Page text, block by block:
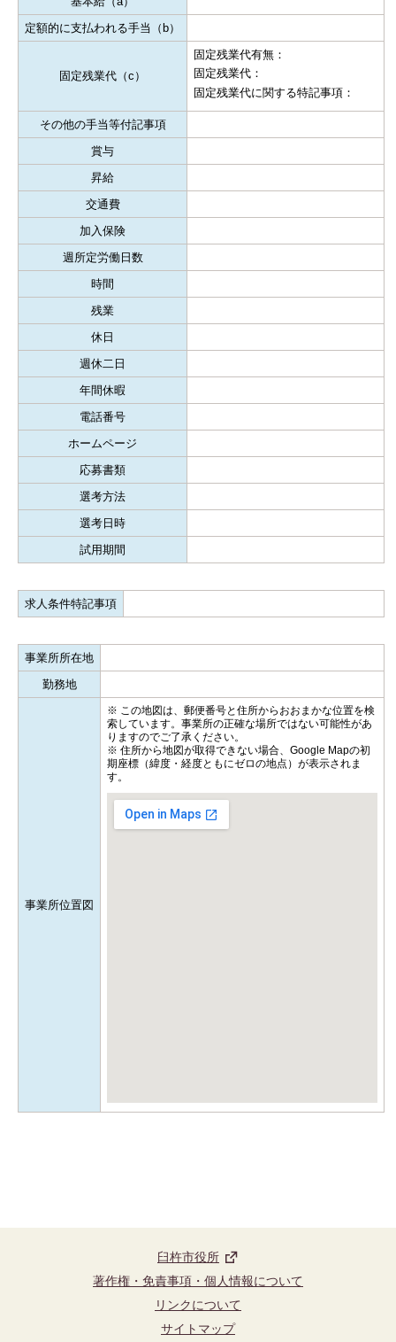
定額的に支払われる手当（b）
固定残業代（c）
固定残業代有無：
固定残業代：
固定残業代に関する特記事項：
その他の手当等付記事項
賞与
昇給
交通費
加入保険
週所定労働日数
時間
残業
休日
週休二日
年間休暇
電話番号
ホームページ
応募書類
選考方法
選考日時
試用期間
求人条件特記事項
事業所所在地
勤務地
事業所位置図
※ この地図は、郵便番号と住所からおおまかな位置を検
索しています。事業所の正確な場所ではない可能性があ
りますのでご了承ください。
※ 住所から地図が取得できない場合、Google Mapの初
期座標（緯度・経度ともにゼロの地点）が表示されま
す。
臼杵市役所
著作権・免責事項・個人情報について
リンクについて
サイトマップ